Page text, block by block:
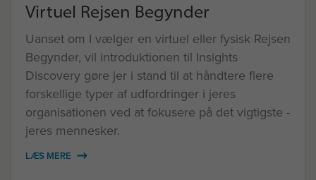
Virtuel Rejsen Begynder
Uanset om I vælger en virtuel eller fysisk Rejsen
Begynder, vil introduktionen til Insights
Discovery gøre jer i stand til at håndtere flere
forskellige typer af udfordringer i jeres
organisationen ved at fokusere på det vigtigste -
jeres mennesker.
LÆS MERE